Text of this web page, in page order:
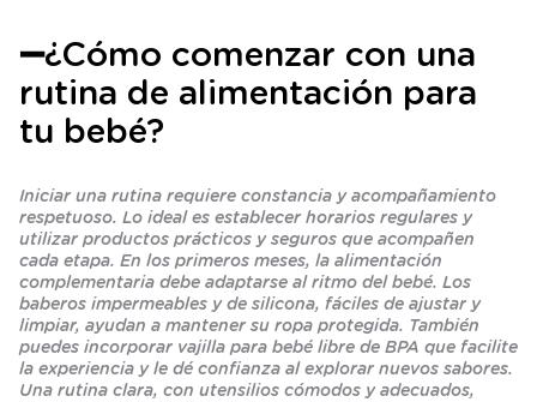
➖¿Cómo comenzar con una
rutina de alimentación para
tu bebé?
Iniciar una rutina requiere constancia y acompañamiento
respetuoso. Lo ideal es establecer horarios regulares y
utilizar productos prácticos y seguros que acompañen
cada etapa. En los primeros meses, la alimentación
complementaria debe adaptarse al ritmo del bebé. Los
baberos impermeables y de silicona, fáciles de ajustar y
limpiar, ayudan a mantener su ropa protegida. También
puedes incorporar vajilla para bebé libre de BPA que facilite
la experiencia y le dé confianza al explorar nuevos sabores.
Una rutina clara, con utensilios cómodos y adecuados,